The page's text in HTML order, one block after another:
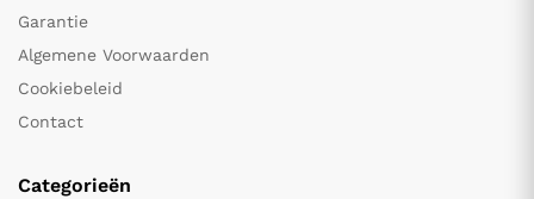
Garantie
Algemene Voorwaarden
Cookiebeleid
Contact
Categorieën